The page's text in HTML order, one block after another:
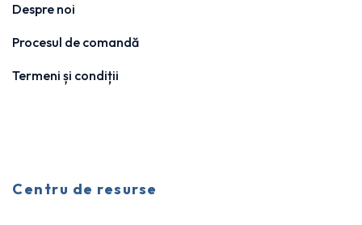
Despre noi
Procesul de comandă
Termeni și condiții
Centru de resurse